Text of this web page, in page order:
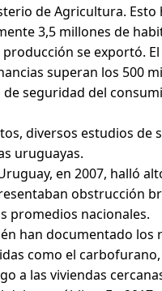
de Agricultura.
3,5 millones de
se exportó.
superan los 500
seguridad del
diversos estudios
uruguayas.
en 2007, halló
obstrucción
promedios nacionales.
han documentado
como el
a las viviendas